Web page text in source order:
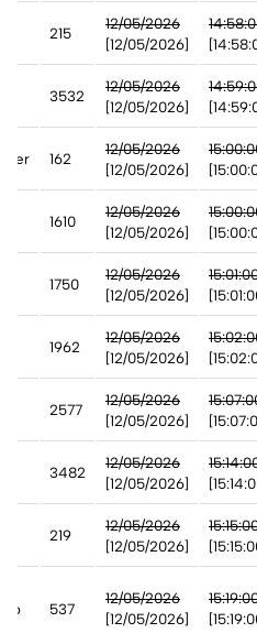
215
12/05/2026
[12/05/2026]
3532
12/05/2026
[12/05/2026]
162
12/05/2026
[12/05/2026]
1610
12/05/2026
[12/05/2026]
1750
12/05/2026
[12/05/2026]
1962
12/05/2026
[12/05/2026]
2577
12/05/2026
[12/05/2026]
3482
12/05/2026
[12/05/2026]
219
12/05/2026
[12/05/2026]
537
12/05/2026
[12/05/2026]